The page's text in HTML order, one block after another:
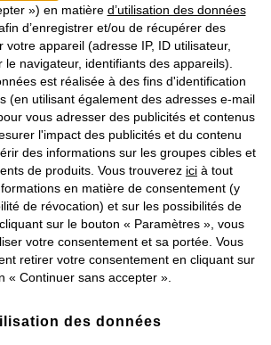
bonprix sur
avec en sus frais de port & de service
») en matière d’utilisation des données
d’enregistrer et/ou de récupérer des
votre appareil (adresse IP, ID utilisateur,
le navigateur, identifiants des appareils).
est réalisée à des fins d'identification
(en utilisant également des adresses e-mail
vous adresser des publicités et contenus
l'impact des publicités et du contenu
des informations sur les groupes cibles et
de produits. Vous trouverez ici à tout
en matière de consentement (y
de révocation) et sur les possibilités de
sur le bouton « Paramètres », vous
votre consentement et sa portée. Vous
retirer votre consentement en cliquant sur
« Continuer sans accepter ».
des données